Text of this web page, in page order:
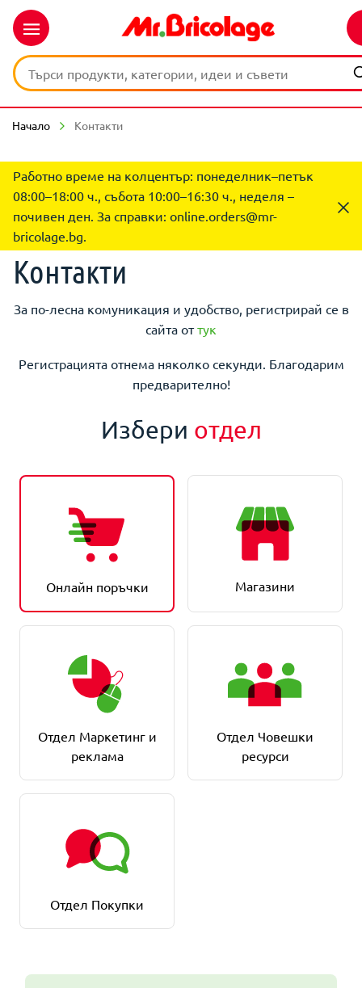
Начало Контакти
Работно време на колцентър: понеделник–петък
08:00–18:00 ч., събота 10:00–16:30 ч., неделя –
почивен ден. За справки: online.orders@mr-
bricolage.bg.
Контакти
За по-лесна комуникация и удобство, регистрирай се в
сайта оттук
Регистрацията отнема няколко секунди. Благодарим
предварително!
Избери отдел
Онлайн поръчки Магазини
Отдел Маркетинг и
реклама
Отдел Човешки
ресурси
Отдел Покупки